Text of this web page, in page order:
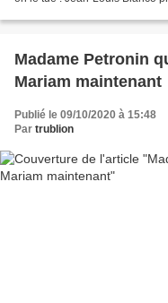
Madame Petronin qui veut qu'on l' appelle
Mariam maintenant
Publié le 09/10/2020 à 15:48
Par trublion